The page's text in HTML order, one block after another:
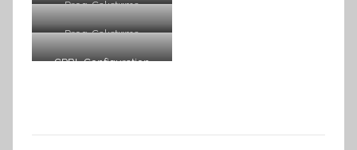
Prog. Çalıştırma
Prog. Çalıştırma
GRBL Configuration